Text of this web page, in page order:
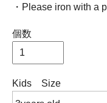
・Please iron with a
個数
Kids Size